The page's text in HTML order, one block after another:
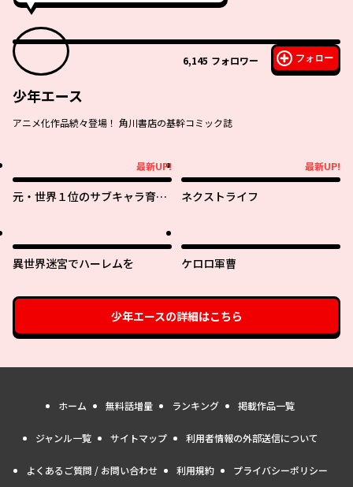
6,145 フォロワー フォロー
少年エース
アニメ化作品続々登場！ 角川書店の基幹コミック誌
最新UP!
元・世界１位のサブキャラ育成
最新UP!
ネクストライフ
異世界迷宮でハーレムを ケロロ軍曹
少年エースの詳細はこちら
ホーム 無料話増量 ランキング 掲載作品一覧
ジャンル一覧 サイトマップ 利用者情報の外部送信について
よくあるご質問 / お問い合わせ 利用規約 プライバシーポリシー